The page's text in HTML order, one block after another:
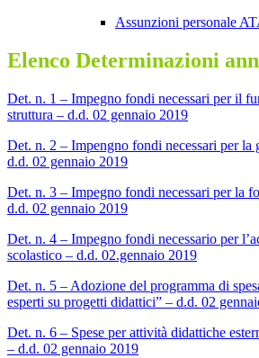
Assunzioni personale
Elenco Determinazioni
Det. n. 1 – Impegno fondi necessari per il
struttura – d.d. 02 gennaio 2019
Det. n. 2 – Impengno fondi necessari per la
d.d. 02 gennaio 2019
Det. n. 3 – Impegno fondi necessari per la
d.d. 02 gennaio 2019
Det. n. 4 – Impegno fondi necessario per
scolastico – d.d. 02.gennaio 2019
Det. n. 5 – Adozione del programma di
esperti su progetti didattici” – d.d. 02
Det. n. 6 – Spese per attività didattiche
– d.d. 02 gennaio 2019